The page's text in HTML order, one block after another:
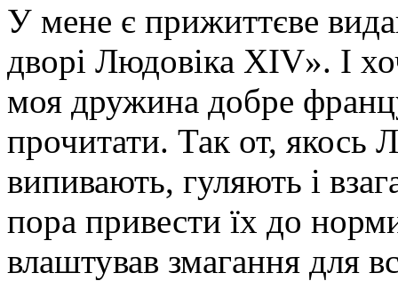
У мене є прижиттєве
дворі Людовіка XIV». І
моя дружина добре
прочитати. Так от, якось
випивають, гуляють і
пора привести їх до
влаштував змагання для